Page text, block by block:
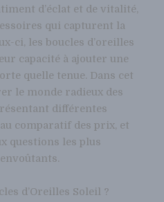
d’éclat et de vitalité,
qui capturent la
ci, les boucles d’oreilles
capacité à ajouter une
quelle tenue. Dans cet
le monde radieux des
différentes
comparatif des prix, et
questions les plus
d’Oreilles Soleil ?